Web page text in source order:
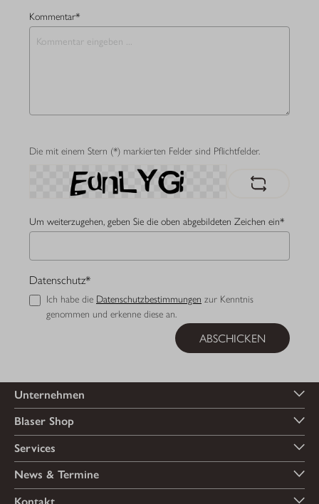
Kommentar*
Die mit einem Stern (*) markierten Felder sind Pflichtfelder.
Um weiterzugehen, geben Sie die oben abgebildeten Zeichen ein*
Datenschutz*
Ich habe die Datenschutzbestimmungen zur Kenntnis
genommen und erkenne diese an.
ABSCHICKEN
Unternehmen
Blaser Shop
Services
News & Termine